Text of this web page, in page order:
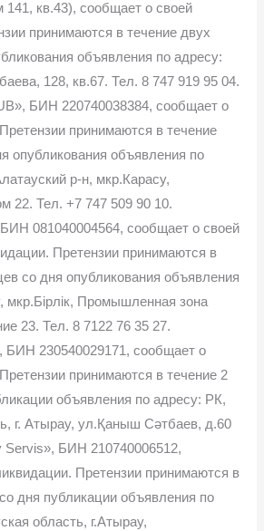
кв.43), сообщает о своей
принимаются в течение двух
объявления по адресу:
128, кв.67. Тел. 8 747 919 95 04.
БИН 220740038384, сообщает о
принимаются в течение
опубликования объявления по
р-н, мкр.Карасу,
22. Тел. +7 747 509 90 10.
081040004564, сообщает о своей
Претензии принимаются в
со дня опубликования объяв­ления
мкр.Бірлік, Промышленная зона
23. Тел. 8 7122 76 35 27.
230540029171, сообщает о
принимаются в течение 2
объявления по адресу: РК,
г. Атырау, ул.Қаныш Сәтбаев, д.60
БИН 210740006512,
Претензии принимаются в
дня публикации объявления по
область, г.Атырау,